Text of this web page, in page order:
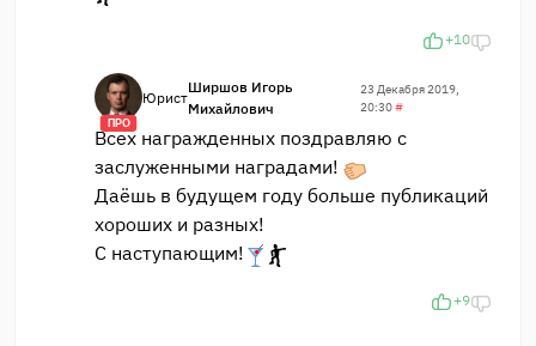
+10
ПРО
Юрист
Ширшов Игорь
Михайлович
23 Декабря 2019,
20:30#
Всех награжденных поздравляю с
заслуженными наградами!
Даёшь в будущем году больше публикаций
хороших и разных!
С наступающим!
+9